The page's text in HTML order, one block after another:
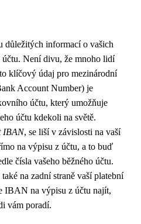
důležitých informací o vašich
účtu. Není divu, že mnoho lidí
klíčový údaj pro mezinárodní
Account Number) je
účtu, který umožňuje
účtu kdekoli na světě.
IBAN, se liší v závislosti na vaší
na výpisu z účtu, a to buď
čísla vašeho běžného účtu.
na zadní straně vaší platební
IBAN na výpisu z účtu najít,
vám poradí.